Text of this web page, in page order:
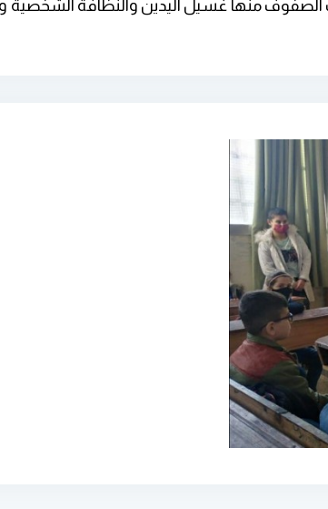
منها غسيل اليدين والنظافة الشخصية و